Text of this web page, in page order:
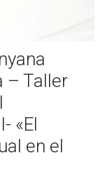
– Taller
«El
en el